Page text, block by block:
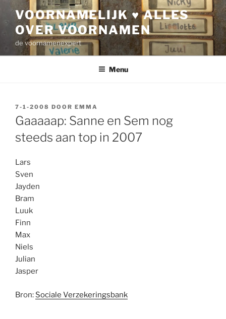
inhoud
VOORNAMELIJK ♥ ALLES
OVER VOORNAMEN
de voornamenexpert
Menu
GEPLAATST
OP
7-1-2008 DOOR EMMA
Gaaaaap: Sanne en Sem nog
steeds aan top in 2007
Lars
Sven
Jayden
Bram
Luuk
Finn
Max
Niels
Julian
Jasper
Bron: Sociale Verzekeringsbank